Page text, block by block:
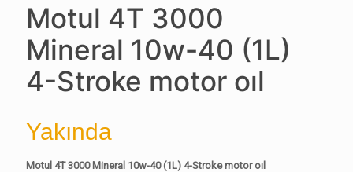
Motul 4T 3000
Mineral 10w-40 (1L)
4-Stroke motor oıl
Yakında
Motul 4T 3000 Mineral 10w-40 (1L) 4-Stroke motor oıl